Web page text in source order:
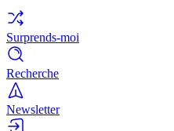
Surprends-moi
Recherche
Newsletter